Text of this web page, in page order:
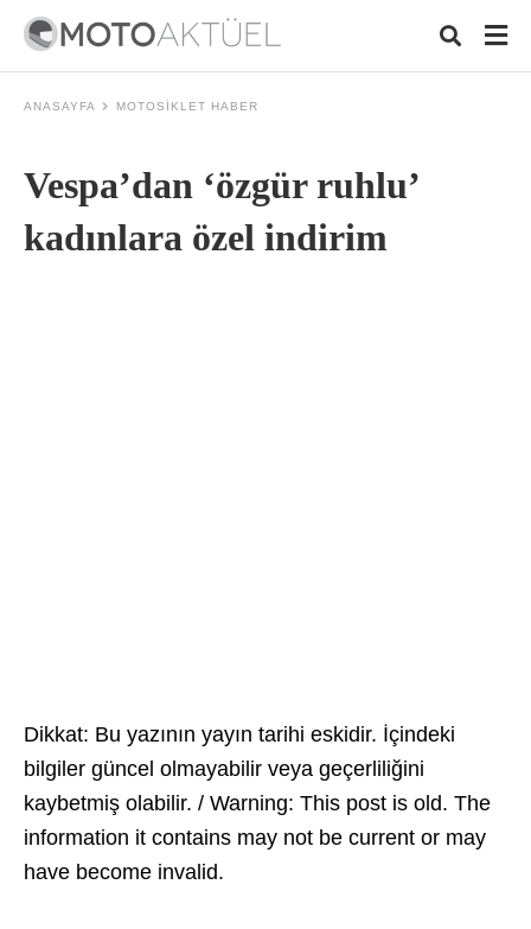
ANASAYFA MOTOSIKLET HABER
Vespa’dan ‘özgür ruhlu’
kadınlara özel indirim
Dikkat: Bu yazının yayın tarihi eskidir. İçindeki
bilgiler güncel olmayabilir veya geçerliliğini
kaybetmiş olabilir. / Warning: This post is old. The
information it contains may not be current or may
have become invalid.